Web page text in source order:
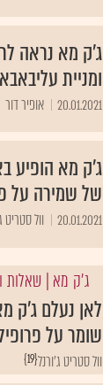
ג'ק מא נראה
ומניית
20.01.2021 אופיר דור
ג'ק מא הופיע
של שמירה על
20.01.2021 וול סטריט
ג'ק מא | שאלות
לאן נעלם ג'ק
שומר על
{19}וול סטריט ג'ורנל